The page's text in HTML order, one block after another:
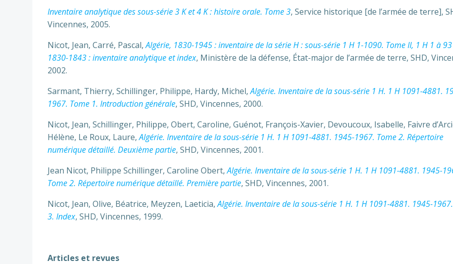
Inventaire analytique des sous-série 3 K et 4 K : histoire orale. Tome 3, Service historique [de l’armée de terre],
Vincennes, 2005.
Nicot, Jean, Carré, Pascal,Algérie, 1830-1945 : inventaire de la série H : sous-série 1 H 1-1090. Tome II, 1 H 1 à
1830-1843 : inventaire analytique et index, Ministère de la défense, État-major de l’armée de terre, SHD,
2002.
Sarmant, Thierry, Schillinger, Philippe, Hardy, Michel,Algérie. Inventaire de la sous-série 1 H. 1 H 1091-4881.
1967. Tome 1. Introduction générale, SHD, Vincennes, 2000.
Nicot, Jean, Schillinger, Philippe, Obert, Caroline, Guénot, François-Xavier, Devoucoux, Isabelle, Faivre
Hélène, Le Roux, Laure,Algérie. Inventaire de la sous-série 1 H. 1 H 1091-4881. 1945-1967. Tome 2. Répertoire
numérique détaillé. Deuxième partie, SHD, Vincennes, 2001.
Jean Nicot, Philippe Schillinger, Caroline Obert,Algérie. Inventaire de la sous-série 1 H. 1 H 1091-4881. 1945-
Tome 2. Répertoire numérique détaillé. Première partie, SHD, Vincennes, 2001.
Nicot, Jean, Olive, Béatrice, Meyzen, Laeticia,Algérie. Inventaire de la sous-série 1 H. 1 H 1091-4881. 1945-
3. Index, SHD, Vincennes, 1999.
Articles et revues